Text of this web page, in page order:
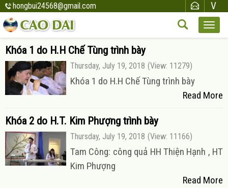
hongbui24568@gmail.com
Khóa 1 do H.H Chế Tùng trình bày
Thursday, July 19, 2018 (View: 11279)
Khóa 1 do H.H Chế Tùng trình bày
Read More
Khóa 2 do H.T. Kim Phượng trình bày
Thursday, July 19, 2018 (View: 11166)
Tam Công: công quả HH Thiện Hạnh , HT
Kim Phượng
Read More